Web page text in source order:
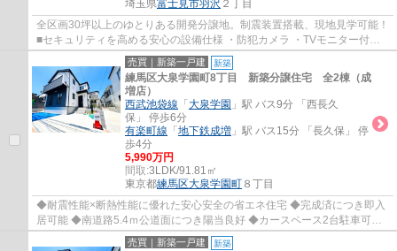
埼玉県富士見市羽沢 ２丁目
全区画30坪以上のゆとりある開発分譲地。制震装置搭載、現地見学可能！
■セキュリティを高める安心の設備仕様 ・防犯カメラ ・TVモニター付イ
ンターホン ・人感センサー付玄関灯 ・全...
売買｜新築一戸建 新築
練馬区大泉学園町8丁目 新築分譲住宅 全2棟（成
増店）
西武池袋線 「 大泉学園 」駅 バス9分 「西長久
保」 停歩6分
有楽町線 「 地下鉄成増 」駅 バス15分 「長久保」 停
歩4分
5,990万円
間取:3LDK/91.81㎡
東京都練馬区大泉学園町 ８丁目
◆耐震性能×断熱性能に優れた安心安全の省エネ住宅 ◆完成済につき即入
居可能 ◆南道路5.4ｍ公道面につき陽当良好 ◆カースペース2台駐車可能
（車種・運転技術によります） ◆お住まい後も...
売買｜新築一戸建 新築